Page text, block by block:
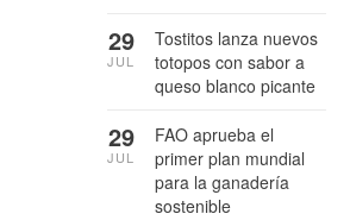
Tostitos lanza nuevos
totopos con sabor a
queso blanco picante
29
JUL
FAO aprueba el
primer plan mundial
para la ganadería
sostenible
29
JUL